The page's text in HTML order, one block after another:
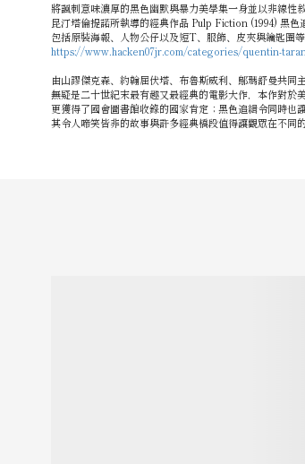
將諷刺意味濃厚的黑色幽默與暴力美學集一身並以非線性
昆汀塔倫提諾所執導的經典作品 Pulp Fiction (1994) 黑色
包括原裝海報、人物公仔以及短T、服飾、皮夾與鑰匙圈等
https://www.hacken07jr.com/categories/quentin-
由山謬傑克森、約翰屈伏塔、布魯斯威利、鄔瑪舒曼共同
無疑是二十世紀末最有趣又最經典的電影大作，本作對於
更獲得了國會圖書館收錄的國家肯定；黑色追緝令同時也
其令人啼笑皆非的故事與許多經典橋段值得讓觀眾在不同